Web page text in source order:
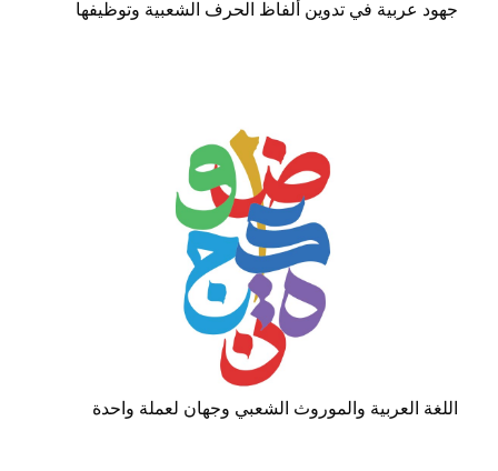
جهود عربية في تدوين ألفاظ الحرف الشعبية وتوظيفها
اللغة العربية والموروث الشعبي وجهان لعملة واحدة